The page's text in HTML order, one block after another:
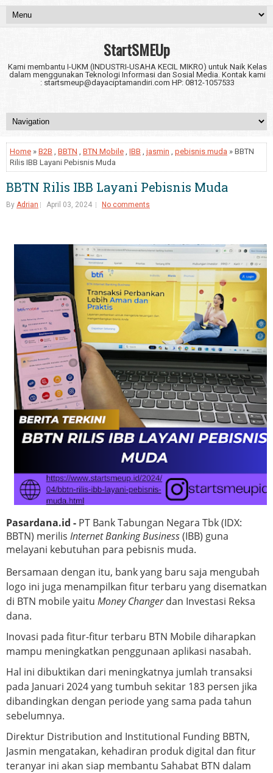
StartSMEUp
Kami membantu I-UKM (INDUSTRI-USAHA KECIL MIKRO) untuk Naik Kelas
dalam menggunakan Teknologi Informasi dan Sosial Media. Kontak kami
: startsmeup@dayaciptamandiri.com HP: 0812-1057533
Home » B2B , BBTN , BTN Mobile , IBB , jasmin , pebisnis muda » BBTN
Rilis IBB Layani Pebisnis Muda
BBTN Rilis IBB Layani Pebisnis Muda
By Adrian April 03, 2024 No comments
Pasardana.id - PT Bank Tabungan Negara Tbk (IDX:
BBTN) merilis Internet Banking Business(IBB) guna
melayani kebutuhan para pebisnis muda.
Bersamaan dengan itu, bank yang baru saja mengubah
logo ini juga menampilkan fitur terbaru yang disematkan
di BTN mobile yaitu Money Changerdan Investasi Reksa
dana.
Inovasi pada fitur-fitur terbaru BTN Mobile diharapkan
mampu meningkatkan penggunaan aplikasi nasabah.
Hal ini dibuktikan dari meningkatnya jumlah transaksi
pada Januari 2024 yang tumbuh sekitar 183 persen jika
dibandingkan dengan periode yang sama pada tahun
sebelumnya.
Direktur Distribution and Institutional Funding BBTN,
Jasmin mengatakan, kehadiran produk digital dan fitur
teranyar ini akan siap membantu Sahabat BTN dalam